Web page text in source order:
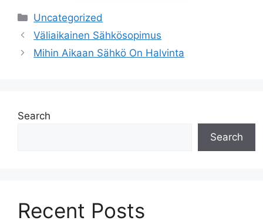
Categories
Uncategorized
Väliaikainen Sähkösopimus
Mihin Aikaan Sähkö On Halvinta
Search
Search
Recent Posts